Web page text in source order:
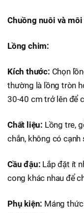
Chuồng nuôi và
Lồng chim:
Kích thước: Chọn
thường là lồng tròn
30-40 cm trở lên để
Chất liệu: Lồng tre,
chắn, không có cạnh
Cầu đậu: Lắp đặt ít
cong khác nhau để
Phụ kiện: Máng